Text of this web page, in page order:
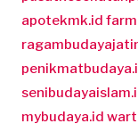
apotekmk.id
mybudaya.id